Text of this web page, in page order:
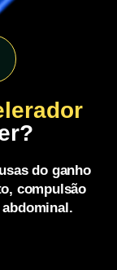
do ganho
compulsão